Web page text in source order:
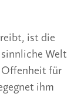
ist die
Welt
Offenheit für
ihm